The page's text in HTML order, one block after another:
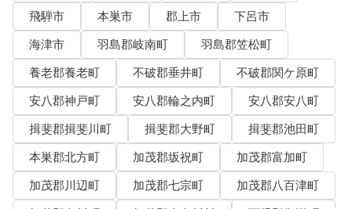
飛騨市
本巣市 郡上市
下呂市
海津市
羽島郡岐南町
羽島郡笠松町
養老郡養老町
不破郡垂井町
不破郡関ケ原町
安八郡神戸町
安八郡輪之内町
安八郡安八町
揖斐郡揖斐川町
揖斐郡大野町
揖斐郡池田町
本巣郡北方町
加茂郡坂祝町
加茂郡富加町
加茂郡川辺町
加茂郡七宗町
加茂郡八百津町